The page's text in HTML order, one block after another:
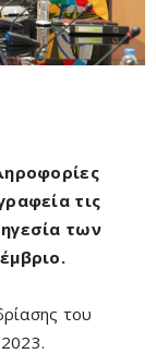
τις
των
του